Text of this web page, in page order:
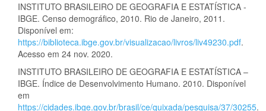
INSTITUTO BRASILEIRO DE GEOGRAFIA E ESTATÍSTICA -
IBGE. Censo demográfico, 2010. Rio de Janeiro, 2011.
Disponível em:
https://biblioteca.ibge.gov.br/visualizacao/livros/liv49230.pdf.
Acesso em 24 nov. 2020.
INSTITUTO BRASILEIRO DE GEOGRAFIA E ESTATÍSTICA –
IBGE. Índice de Desenvolvimento Humano. 2010. Disponível
em
https://cidades.ibge.gov.br/brasil/ce/quixada/pesquisa/37/30255.